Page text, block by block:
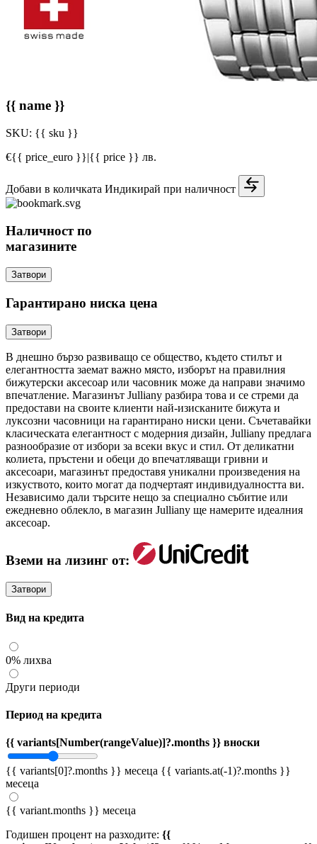
{{ name }}
SKU: {{ sku }}
€{{ price_euro }}|{{ price }} лв.
Добави в количката Индикирай при наличност
Наличност по
магазините
Затвори
Гарантирано ниска цена
Затвори
В днешно бързо развиващо се общество, където стилът и
елегантността заемат важно място, изборът на правилния
бижутерски аксесоар или часовник може да направи значимо
впечатление. Магазинът Julliany разбира това и се стреми да
предостави на своите клиенти най-изисканите бижута и
луксозни часовници на гарантирано ниски цени. Съчетавайки
класическата елегантност с модерния дизайн, Julliany предлага
разнообразие от избори за всеки вкус и стил. От деликатни
колиета, пръстени и обеци до впечатляващи гривни и
аксесоари, магазинът предоставя уникални произведения на
изкуството, които могат да подчертаят индивидуалността ви.
Независимо дали търсите нещо за специално събитие или
ежедневно облекло, в магазин Julliany ще намерите идеалния
аксесоар.
Вземи на лизинг от:
Затвори
Вид на кредита
0% лихва
Други периоди
Период на кредита
{{ variants[Number(rangeValue)]?.months }} вноски
{{ variants[0]?.months }} месеца {{ variants.at(-1)?.months }}
месеца
{{ variant.months }} месеца
Годишен процент на разходите: {{